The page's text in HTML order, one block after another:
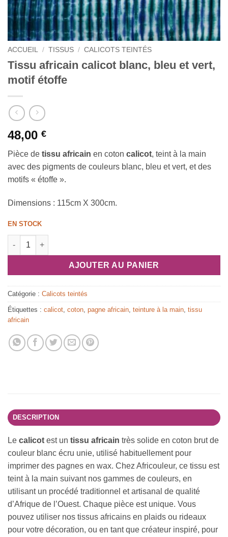
ACCUEIL / TISSUS / CALICOTS TEINTÉS
Tissu africain calicot blanc, bleu et vert,
motif étoffe
48,00 €
Pièce de tissu africain en coton calicot, teint à la main
avec des pigments de couleurs blanc, bleu et vert, et des
motifs « étoffe ».
Dimensions : 115cm X 300cm.
EN STOCK
quantité de Tissu africain calicot blanc, bleu et vert, motif
AJOUTER AU PANIER
Catégorie : Calicots teintés
Étiquettes : calicot coton pagne africain teinture à la main tissu
africain
DESCRIPTION
Le calicot est un tissu africain très solide en coton brut de
couleur blanc écru unie, utilisé habituellement pour
imprimer des pagnes en wax. Chez Africouleur, ce tissu est
teint à la main suivant nos gammes de couleurs, en
utilisant un procédé traditionnel et artisanal de qualité
d’Afrique de l’Ouest. Chaque pièce est unique. Vous
pouvez utiliser nos tissus africains en plaids ou rideaux
pour votre décoration, ou en tant que créateur inspiré, pour